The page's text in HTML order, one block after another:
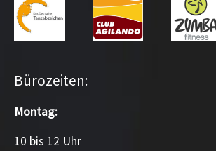
Bürozeiten:
Montag:
10 bis 12 Uhr